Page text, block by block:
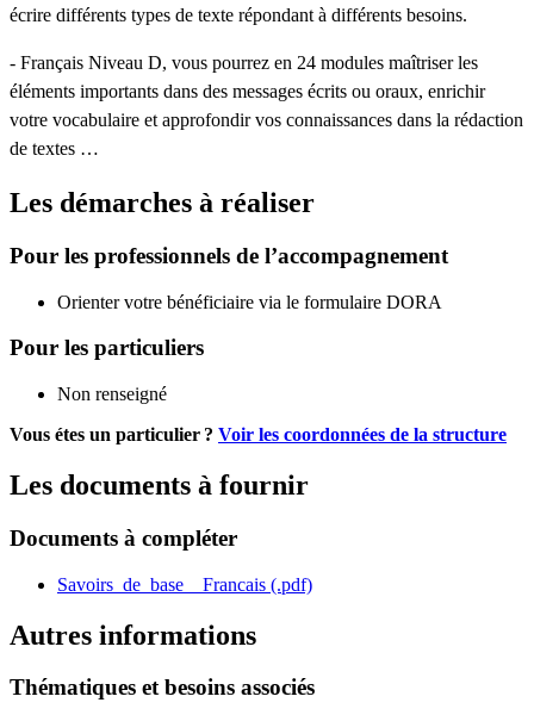
écrire différents types de texte répondant à différents besoins.
- Français Niveau D, vous pourrez en 24 modules maîtriser les
éléments importants dans des messages écrits ou oraux, enrichir
votre vocabulaire et approfondir vos connaissances dans la rédaction
de textes …
Les démarches à réaliser
Pour les professionnels de l’accompagnement
Orienter votre bénéficiaire via le formulaire DORA
Pour les particuliers
Non renseigné
Vous étes un particulier ? Voir les coordonnées de la structure
Les documents à fournir
Documents à compléter
Savoirs_de_base__Francais (.pdf)
Autres informations
Thématiques et besoins associés